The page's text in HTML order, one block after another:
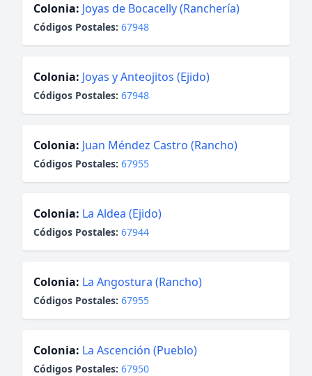
Colonia: Joyas de Bocacelly (Ranchería)
Códigos Postales: 67948
Colonia: Joyas y Anteojitos (Ejido)
Códigos Postales: 67948
Colonia: Juan Méndez Castro (Rancho)
Códigos Postales: 67955
Colonia: La Aldea (Ejido)
Códigos Postales: 67944
Colonia: La Angostura (Rancho)
Códigos Postales: 67955
Colonia: La Ascención (Pueblo)
Códigos Postales: 67950